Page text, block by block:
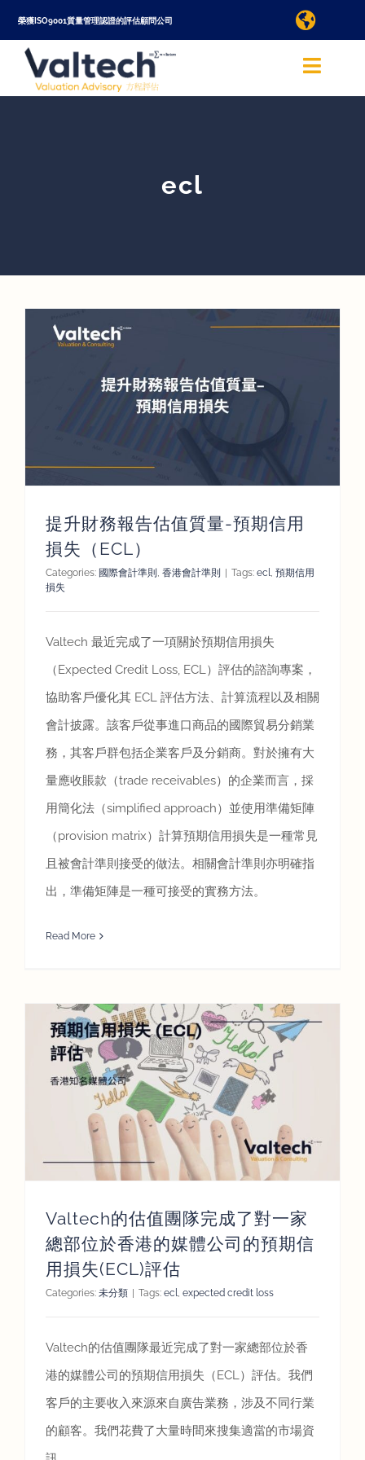
Skip
to
content
榮獲ISO9001質量管理認證的評估顧問公司
Toggle
查詢評估服務
Toggle
線上評估
聯絡我們
ecl
提升財務報告估值質量-預期信用
損失（ECL）
Categories: 國際會計準則 , 香港會計準則 Tags: ecl, 預期信用
損失
Valtech 最近完成了一項關於預期信用損失
（Expected Credit Loss, ECL）評估的諮詢專案，
協助客戶優化其 ECL 評估方法、計算流程以及相關
會計披露。該客戶從事進口商品的國際貿易分銷業
務，其客戶群包括企業客戶及分銷商。對於擁有大
量應收賬款（trade receivables）的企業而言，採
用簡化法（simplified approach）並使用準備矩陣
（provision matrix）計算預期信用損失是一種常見
且被會計準則接受的做法。相關會計準則亦明確指
出，準備矩陣是一種可接受的實務方法。
Read More
Valtech的估值團隊完成了對一家
總部位於香港的媒體公司的預期信
用損失(ECL)評估
Categories: 未分類 Tags: ecl, expected credit loss
Valtech的估值團隊最近完成了對一家總部位於香
港的媒體公司的預期信用損失（ECL）評估。我們
客戶的主要收入來源來自廣告業務，涉及不同行業
的顧客。我們花費了大量時間來搜集適當的市場資